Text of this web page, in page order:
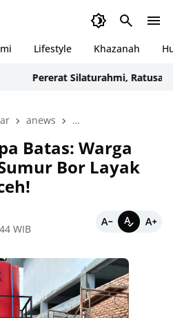
Lifestyle Khazanah
Pererat Silaturahmi, Ratusan
anews Bencana Sumatera
Batas: Warga
Bor Layak
WIB